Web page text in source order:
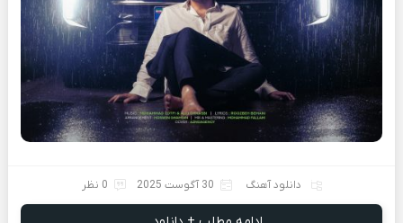
دانلود آهنگ 30 آگوست 2025 0 نظر